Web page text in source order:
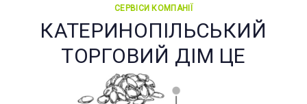
СЕРВІСИ КОМПАНІЇ
КАТЕРИНОПІЛЬСЬКИЙ
ТОРГОВИЙ ДІМ ЦЕ